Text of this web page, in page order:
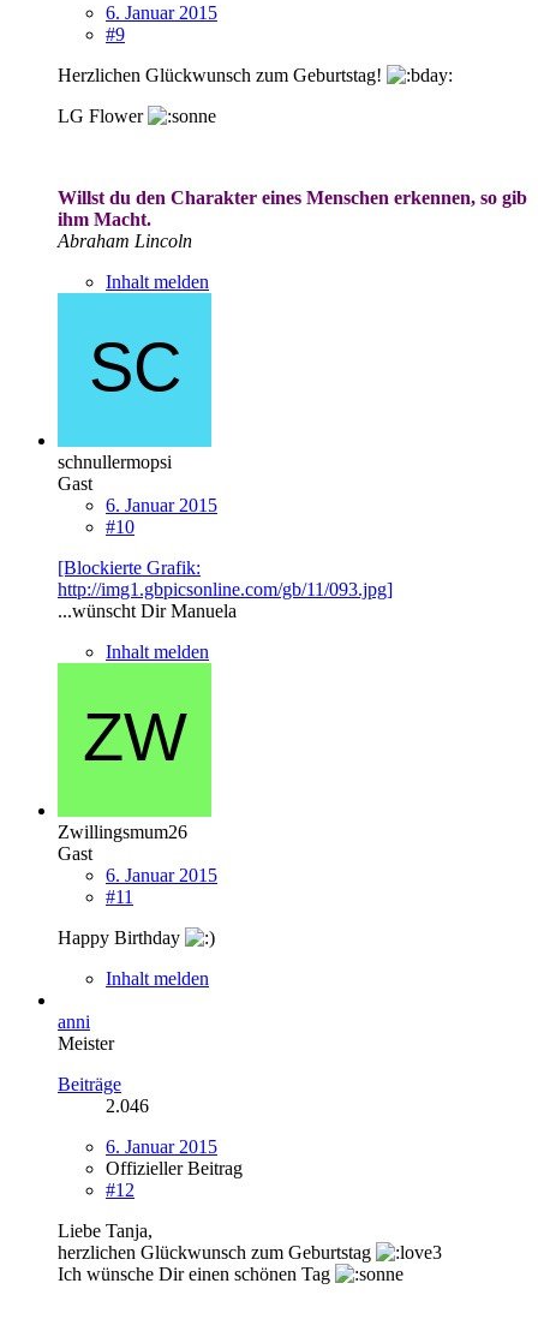
6. Januar 2015
#9
Herzlichen Glückwunsch zum Geburtstag!
LG Flower
Willst du den Charakter eines Menschen erkennen, so gib
ihm Macht.
Abraham Lincoln
Inhalt melden
schnullermopsi
Gast
6. Januar 2015
#10
[Blockierte Grafik:
http://img1.gbpicsonline.com/gb/11/093.jpg]
...wünscht Dir Manuela
Inhalt melden
Zwillingsmum26
Gast
6. Januar 2015
#11
Happy Birthday
Inhalt melden
anni
Meister
Beiträge
2.046
6. Januar 2015
Offizieller Beitrag
#12
Liebe Tanja,
herzlichen Glückwunsch zum Geburtstag
Ich wünsche Dir einen schönen Tag